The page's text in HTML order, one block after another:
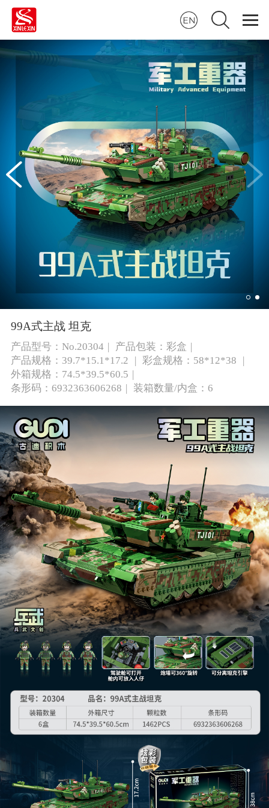
99A式主战 坦克
产品型号：No.20304
产品包装：彩盒
产品规格：39.7*15.1*17.2
彩盒规格：58*12*38
外箱规格：74.5*39.5*60.5
条形码：6932363606268
装箱数量/内盒：6